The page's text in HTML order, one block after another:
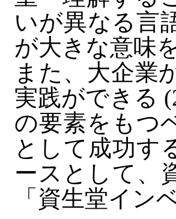
いが異なる言
が大きな意味
また、大企業
実践ができる
の要素をもつ
として成功す
ースとして、
「資生堂イン